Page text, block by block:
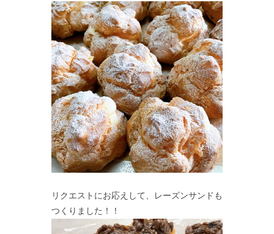
リクエストにお応えして、レーズンサンドも
つくりました！！